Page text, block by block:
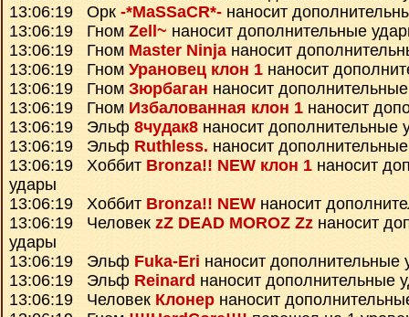
13:06:19 Орк -*MaSSaCR*- наносит
13:06:19 Гном Zell~ наносит дополнительные
13:06:19 Гном Master Ninjaнаносит
13:06:19 Гном Урановец клон 1 наносит
13:06:19 Гном Зюрбаган наносит
13:06:19 Гном Избалованная клон 1 наносит
13:06:19 Эльф 8чудак8 наносит дополнительные
13:06:19 Эльф Ruthless. наносит
13:06:19 Хоббит Bronza!! NEW клон 1 наносит
удары
13:06:19 Хоббит Bronza!! NEW наносит
13:06:19 Человек zZ DEAD MOROZ Zz наносит
удары
13:06:19 Эльф Fuka-Eri наносит дополнительные
13:06:19 Эльф Reinard наносит дополнительные
13:06:19 Человек Клонер наносит